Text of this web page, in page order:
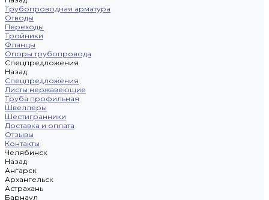
Трубопроводная арматура
Отводы
Переходы
Тройники
Фланцы
Опоры трубопровода
Спецпредложения
Назад
Спецпредложения
Листы нержавеющие
Труба профильная
Швеллеры
Шестигранники
Доставка и оплата
Отзывы
Контакты
Челябинск
Назад
Ангарск
Архангельск
Астрахань
Барнаул